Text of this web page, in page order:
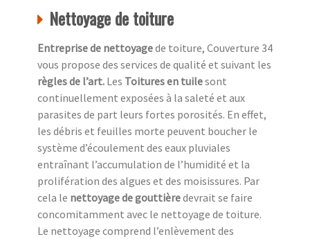
Nettoyage de toiture
Entreprise de nettoyagede toiture, Couverture 34
vous propose des services de qualité et suivant les
règles de l’art. Les Toitures en tuilesont
continuellement exposées à la saleté et aux
parasites de part leurs fortes porosités. En effet,
les débris et feuilles morte peuvent boucher le
système d’écoulement des eaux pluviales
entraînant l’accumulation de l’humidité et la
prolifération des algues et des moisissures. Par
cela le nettoyage de gouttièredevrait se faire
concomitamment avec le nettoyage de toiture.
Le nettoyage comprend l’enlèvement des